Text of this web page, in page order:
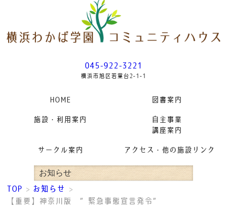
045-922-3221
横浜市旭区若葉台2-1-1
HOME 図書案内
施設・利用案内
自主事業
講座案内
サークル案内 アクセス・他の施設リンク
お知らせ
TOP > お知らせ >
【重要】神奈川版 ”緊急事態宣言発令”